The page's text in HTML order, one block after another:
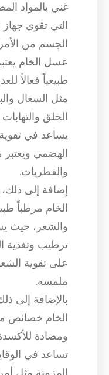
غني بالمواد
التي تقوي
الجسم من
عسل الخام
طبيعياً فعالاً
مثل السعال
الحلق
يساعد في تقوية
الهضمي ويعتبر
والفطريات.
إضافة إلى
الخام مرطباً
والشعر، حيث
ترطيب وتغذية
على تقوية
ملمسه.
بالإضافة إلى
الخام خصائص
ومضادة
تساعد في